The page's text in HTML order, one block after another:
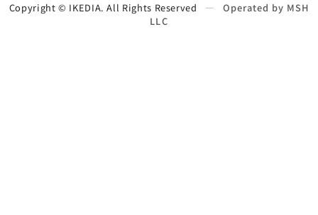
Copyright © IKEDIA. All Rights Reserved —
Operated by MSH
LLC